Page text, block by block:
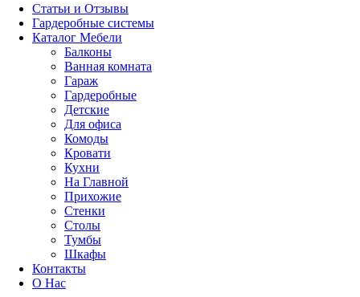
Статьи и Отзывы
Гардеробные системы
Каталог Мебели
Балконы
Ванная комната
Гараж
Гардеробные
Детские
Для офиса
Комоды
Кровати
Кухни
На Главной
Прихожие
Стенки
Столы
Тумбы
Шкафы
Контакты
О Нас